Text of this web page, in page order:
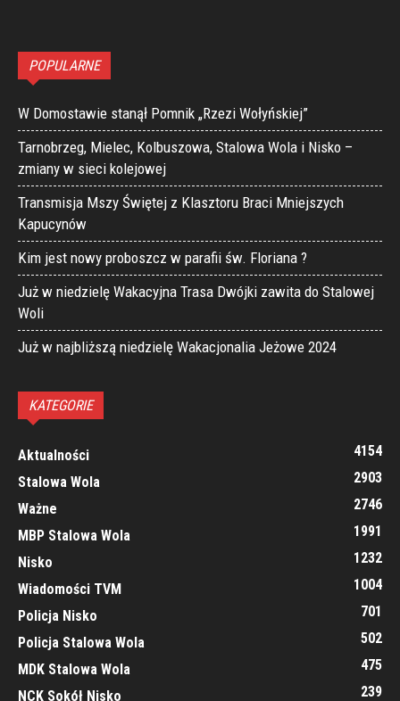
POPULARNE
W Domostawie stanął Pomnik „Rzezi Wołyńskiej”
Tarnobrzeg, Mielec, Kolbuszowa, Stalowa Wola i Nisko –
zmiany w sieci kolejowej
Transmisja Mszy Świętej z Klasztoru Braci Mniejszych
Kapucynów
Kim jest nowy proboszcz w parafii św. Floriana ?
Już w niedzielę Wakacyjna Trasa Dwójki zawita do Stalowej
Woli
Już w najbliższą niedzielę Wakacjonalia Jeżowe 2024
KATEGORIE
Aktualności
4154
Stalowa Wola
2903
Ważne
2746
MBP Stalowa Wola
1991
Nisko
1232
Wiadomości TVM
1004
Policja Nisko
701
Policja Stalowa Wola
502
MDK Stalowa Wola
475
NCK Sokół Nisko
239